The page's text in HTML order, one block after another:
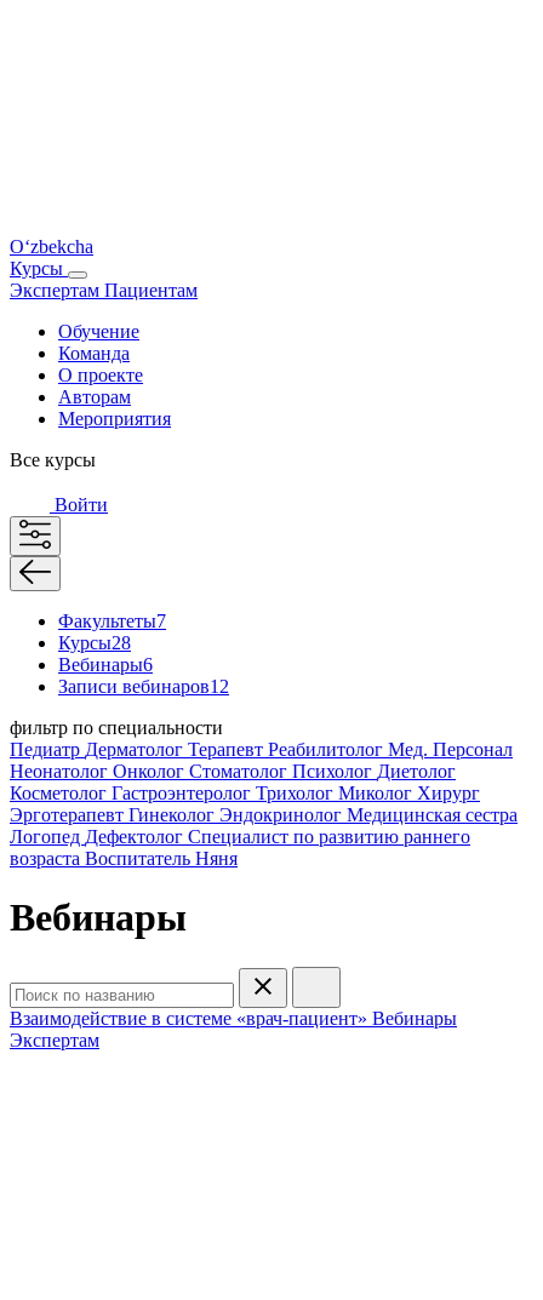
O‘zbekcha
Курсы
Экспертам Пациентам
Обучение
Команда
О проекте
Авторам
Мероприятия
Все курсы
Войти
Факультеты7
Курсы28
Вебинары6
Записи вебинаров12
фильтр по специальности
Педиатр Дерматолог Терапевт Реабилитолог Мед. Персонал
Неонатолог Онколог Стоматолог Психолог Диетолог
Косметолог Гастроэнтеролог Трихолог Миколог Хирург
Эрготерапевт Гинеколог Эндокринолог Медицинская сестра
Логопед Дефектолог Специалист по развитию раннего
возраста Воспитатель Няня
Вебинары
Взаимодействие в системе «врач-пациент» Вебинары
Экспертам